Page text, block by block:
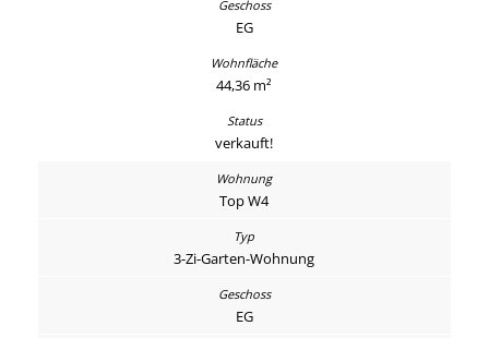
EG
44,36 m²
verkauft!
Top W4
3-Zi-Garten-Wohnung
EG